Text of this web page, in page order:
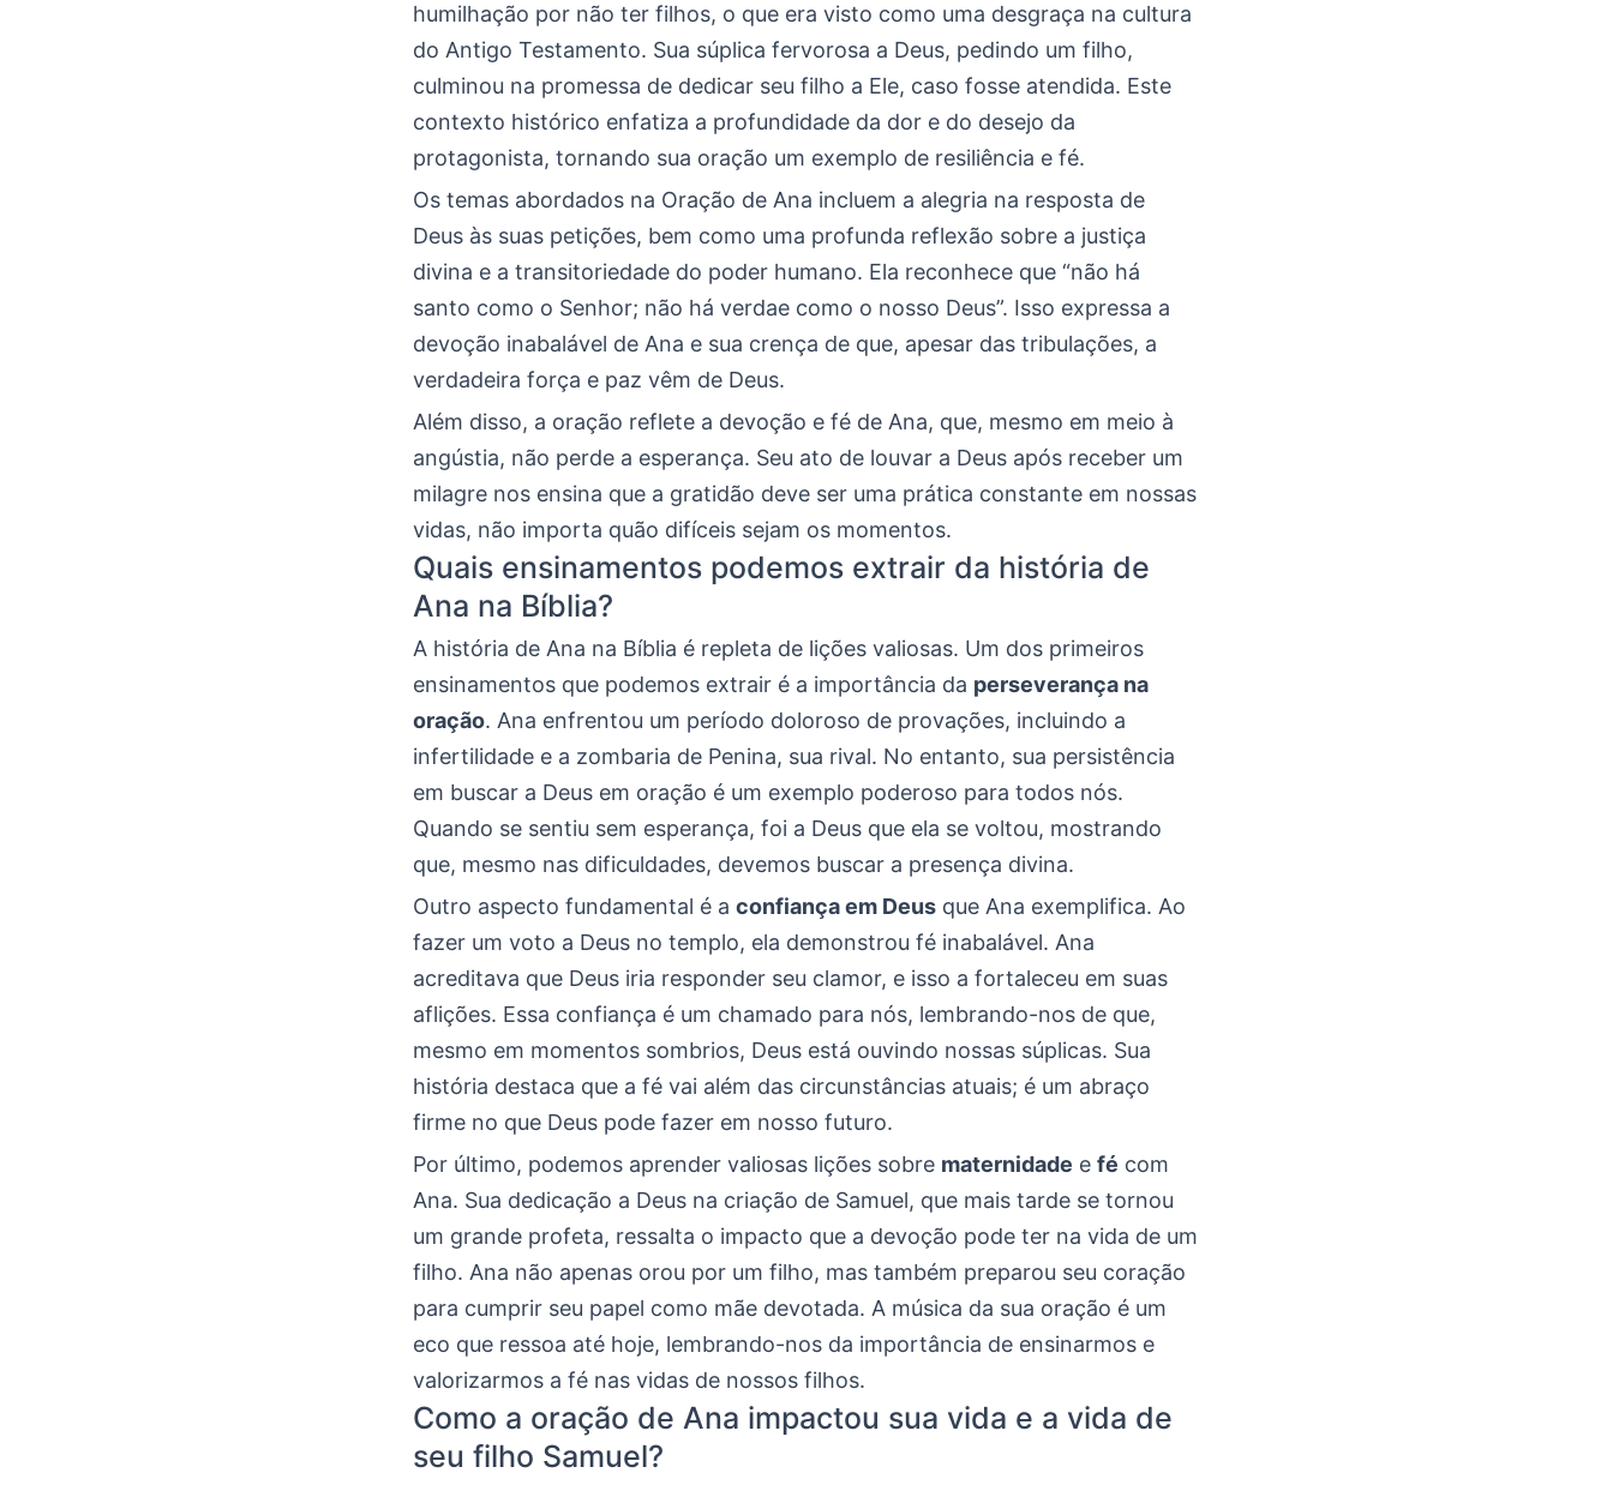
humilhação por não ter filhos, o que era visto como uma desgraça na cultura
do Antigo Testamento. Sua súplica fervorosa a Deus, pedindo um filho,
culminou na promessa de dedicar seu filho a Ele, caso fosse atendida. Este
contexto histórico enfatiza a profundidade da dor e do desejo da
protagonista, tornando sua oração um exemplo de resiliência e fé.
Os temas abordados na Oração de Ana incluem a alegria na resposta de
Deus às suas petições, bem como uma profunda reflexão sobre a justiça
divina e a transitoriedade do poder humano. Ela reconhece que “não há
santo como o Senhor; não há verdae como o nosso Deus”. Isso expressa a
devoção inabalável de Ana e sua crença de que, apesar das tribulações, a
verdadeira força e paz vêm de Deus.
Além disso, a oração reflete a devoção e fé de Ana, que, mesmo em meio à
angústia, não perde a esperança. Seu ato de louvar a Deus após receber um
milagre nos ensina que a gratidão deve ser uma prática constante em nossas
vidas, não importa quão difíceis sejam os momentos.
Quais ensinamentos podemos extrair da história de
Ana na Bíblia?
A história de Ana na Bíblia é repleta de lições valiosas. Um dos primeiros
ensinamentos que podemos extrair é a importância da perseverança na
oração. Ana enfrentou um período doloroso de provações, incluindo a
infertilidade e a zombaria de Penina, sua rival. No entanto, sua persistência
em buscar a Deus em oração é um exemplo poderoso para todos nós.
Quando se sentiu sem esperança, foi a Deus que ela se voltou, mostrando
que, mesmo nas dificuldades, devemos buscar a presença divina.
Outro aspecto fundamental é a confiança em Deus que Ana exemplifica. Ao
fazer um voto a Deus no templo, ela demonstrou fé inabalável. Ana
acreditava que Deus iria responder seu clamor, e isso a fortaleceu em suas
aflições. Essa confiança é um chamado para nós, lembrando-nos de que,
mesmo em momentos sombrios, Deus está ouvindo nossas súplicas. Sua
história destaca que a fé vai além das circunstâncias atuais; é um abraço
firme no que Deus pode fazer em nosso futuro.
Por último, podemos aprender valiosas lições sobre maternidade e fé com
Ana. Sua dedicação a Deus na criação de Samuel, que mais tarde se tornou
um grande profeta, ressalta o impacto que a devoção pode ter na vida de um
filho. Ana não apenas orou por um filho, mas também preparou seu coração
para cumprir seu papel como mãe devotada. A música da sua oração é um
eco que ressoa até hoje, lembrando-nos da importância de ensinarmos e
valorizarmos a fé nas vidas de nossos filhos.
Como a oração de Ana impactou sua vida e a vida de
seu filho Samuel?